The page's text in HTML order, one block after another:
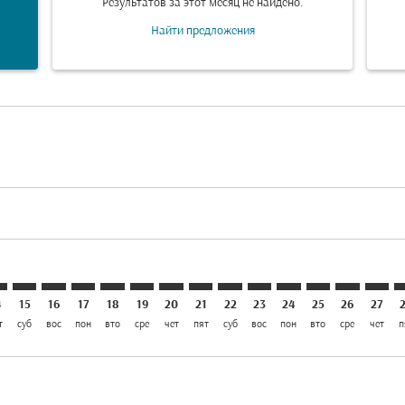
Результатов за этот месяц не найдено.
Найти предложения
15
суб
16
вос
17
пон
18
вто
LHE–FRA: cmp-view-offers-disclaimer.
19
сре
LHE–FRA: cmp-view-offers-
20
чет
LHE–FRA: cmp-view-offers-
21
пят
LHE–FRA: cmp-view-
22
суб
LHE–FRA: cmp-view-
23
вос
LHE–FRA: cmp-
24
пон
LHE–FRA:
25
вто
26
сре
27
чет